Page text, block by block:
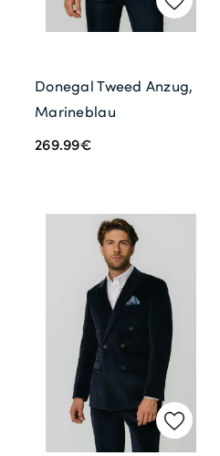
Donegal Tweed Anzug,
Marineblau
269.99€